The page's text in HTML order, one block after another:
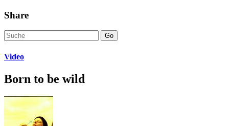
Share
Go
Video
Born to be wild